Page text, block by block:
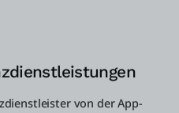
von der App-